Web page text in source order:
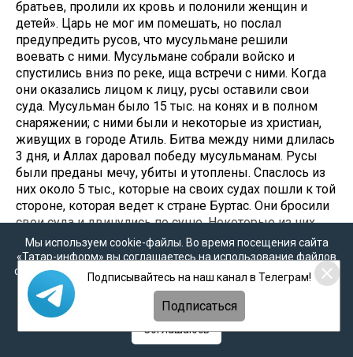
братьев, пролили их кровь и полонили женщин и
детей». Царь не мог им помешать, но послал
предупредить русов, что мусульмане решили
воевать с ними. Мусульмане собрали войско и
спустились вниз по реке, ища встречи с ними. Когда
они оказались лицом к лицу, русы оставили свои
суда. Мусульман было 15 тыс. на конях и в полном
снаряжении; с ними были и некоторые из христиан,
живущих в городе Атиль. Битва между ними длилась
3 дня, и Аллах даровал победу мусульманам. Русы
были преданы мечу, убиты и утоплены. Спаслось из
них около 5 тыс., которые на своих судах пошли к той
стороне, которая ведет к стране Буртас. Они бросили
свои суда и двинулись по суше. Некоторые из них
были убиты бурта сами; другие попали к бургарам-
мусульманам, которые также поубивали их.
Насколько можно было подсчитать, число тех, кого
мусульмане убили на берегу Хазарской реки, было
около 30 тыс., и с того времени русы не
возобновляли того, что мы описали...».
Мы используем cookie-файлы. Во время посещения сайта
«Татар-информ» вы соглашаетесь на использование файлов
cookie в соответствии с настоящим уведомлением, согласием
наобработку персональных данных,Политикой о
персональных данных
Политикой конфиденциальности
Соглашаюсь
Подписывайтесь на наш канал в Телеграм!
Подписаться